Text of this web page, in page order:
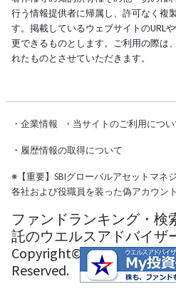
行う情報提供者に帰属し、許可なく複
す。掲載しているウェブサイトのURL
更できるものとします。ご利用の際は
れたものとさせていただきます。
・ 企業情報 ・ 当サイトのご利用につい
・ 履歴情報の取得について
※【重要】SBIグローバルアセットマネ
各社および役職員を装った偽アカウン
ファンドランキング・検
託のウエルスアドバイザ
Copyright© Wealth
Reserved.